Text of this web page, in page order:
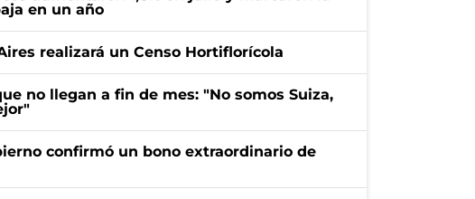
en un año
realizará un Censo Hortiflorícola
no llegan a fin de mes: "No somos Suiza,
confirmó un bono extraordinario de